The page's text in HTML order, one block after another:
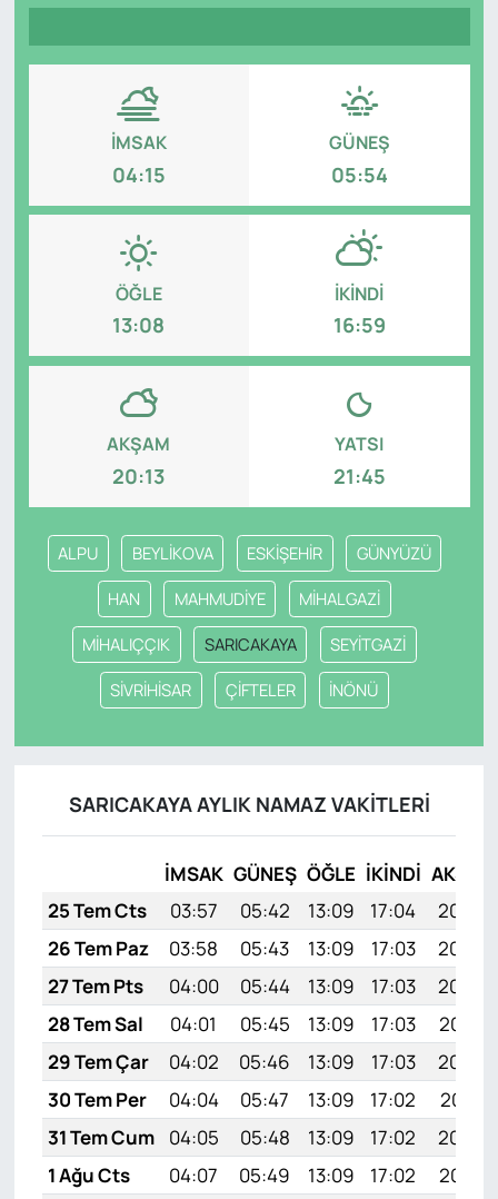
İMSAK
04:15
GÜNEŞ
05:54
ÖĞLE
13:08
İKINDI
16:59
AKŞAM
20:13
YATSI
21:45
ALPU BEYLİKOVA ESKİŞEHİR GÜNYÜZÜ
HAN MAHMUDİYE MİHALGAZİ
MİHALIÇÇIK SARICAKAYA SEYİTGAZİ
SİVRİHİSAR ÇİFTELER İNÖNÜ
SARICAKAYA AYLIK NAMAZ VAKITLERI
İMSAK GÜNEŞ ÖĞLE İKINDI AKŞAM
25 Tem Cts
03:57 05:42 13:09 17:04
20:26
26 Tem Paz
03:58 05:43 13:09 17:03
20:25
27 Tem Pts
04:00 05:44 13:09 17:03
20:24
28 Tem Sal
04:01 05:45 13:09 17:03
20:23
29 Tem Çar
04:02 05:46 13:09 17:03
20:22
30 Tem Per
04:04 05:47 13:09 17:02
20:21
31 Tem Cum
04:05 05:48 13:09 17:02
20:20
1 Ağu Cts
04:07 05:49 13:09 17:02
20:19
Genel
Gündem
Özel Haber
POLİTİKA
Siyaset